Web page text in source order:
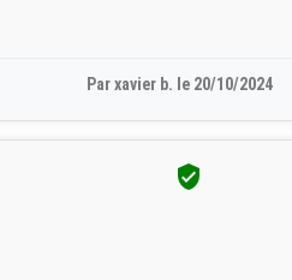
Par xavier b. le 20/10/2024
